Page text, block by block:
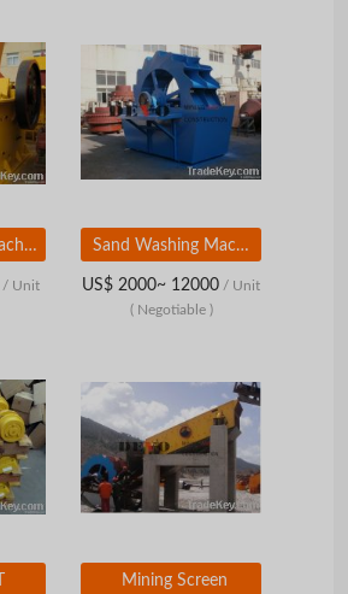
metal crusher machine
/ Unit
Sand Washing Machine
US$ 2000~ 12000 / Unit
( Negotiable )
Mining Screen